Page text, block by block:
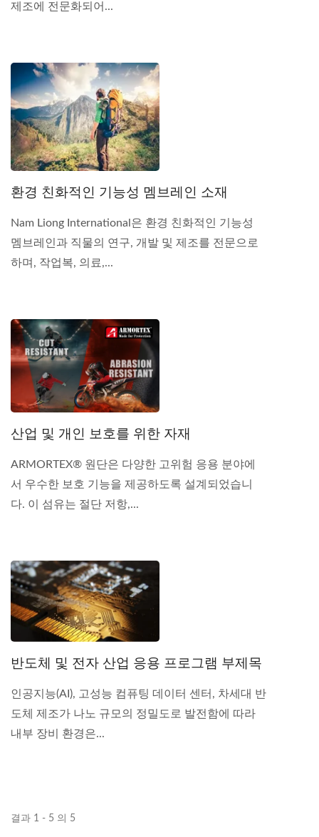
제조에 전문화되어...
환경 친화적인 기능성 멤브레인 소재
Nam Liong International은 환경 친화적인 기능성
멤브레인과 직물의 연구, 개발 및 제조를 전문으로
하며, 작업복, 의료,...
산업 및 개인 보호를 위한 자재
ARMORTEX® 원단은 다양한 고위험 응용 분야에
서 우수한 보호 기능을 제공하도록 설계되었습니
다. 이 섬유는 절단 저항,...
반도체 및 전자 산업 응용 프로그램 부제목
인공지능(AI), 고성능 컴퓨팅 데이터 센터, 차세대 반
도체 제조가 나노 규모의 정밀도로 발전함에 따라
내부 장비 환경은...
결과 1 - 5 의 5